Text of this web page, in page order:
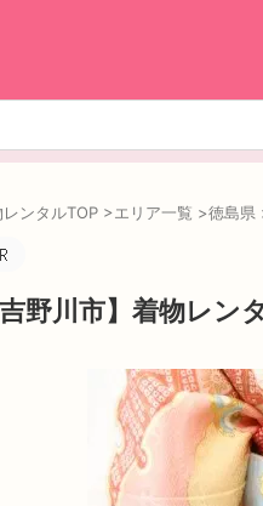
ンタルTOP >エリア一覧 >徳島県
吉野川市】着物レン